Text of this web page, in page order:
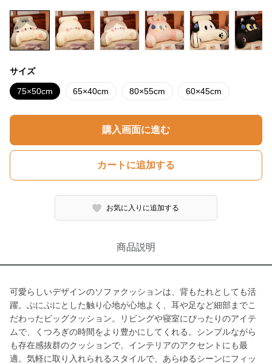
サイズ
75×50cm 65×40cm 80×55cm 60×45cm
購入画面に進む
カートに追加する
お気に入りに追加する
商品説明
可愛らしいデザインのソファクッションは、背もたれとしても活
躍。ぷにぷにとした触り心地が心地よく、耳や足など細部までこ
だわったビッグクッション。リビングや寝室にぴったりのアイテ
ムで、くつろぎの時間をより豊かにしてくれる。シンプルながら
も存在感抜群のクッションで、インテリアのアクセントにも最
適。気軽に取り入れられるスタイルで、あらゆるシーンにフィッ